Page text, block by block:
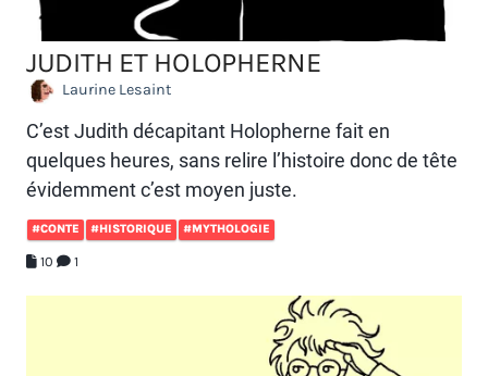
JUDITH ET HOLOPHERNE
Laurine Lesaint
C’est Judith décapitant Holopherne fait en
quelques heures, sans relire l’histoire donc de tête
évidemment c’est moyen juste.
#CONTE #HISTORIQUE #MYTHOLOGIE
10 1